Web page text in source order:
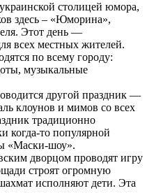
столицей юмора,
здесь – «Юморина»,
Этот день —
всех местных жителей.
по всему городу:
музыкальные
другой праздник —
клоунов и мимов со всех
традиционно
когда-то популярной
«Маски-шоу».
дворцом проводят игру
строят огромную
исполняют дети. Эта